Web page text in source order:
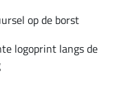
op de borst
logoprint langs de